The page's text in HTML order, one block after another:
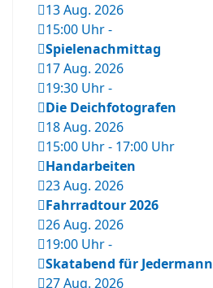
13 Aug. 2026
15:00 Uhr-
Spielenachmittag
17 Aug. 2026
19:30 Uhr-
Die Deichfotografen
18 Aug. 2026
15:00 Uhr- 17:00 Uhr
Handarbeiten
23 Aug. 2026
Fahrradtour 2026
26 Aug. 2026
19:00 Uhr-
Skatabend für Jedermann
27 Aug. 2026